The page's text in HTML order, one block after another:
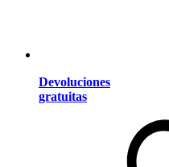
Devoluciones
gratuitas